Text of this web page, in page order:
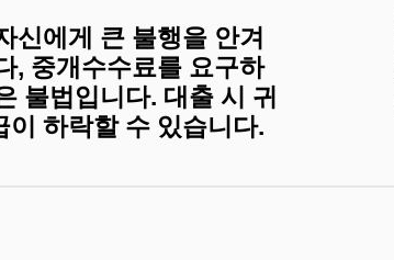
신에게 큰 불행을 안겨
, 중개수수료를 요구하
불법입니다. 대출 시 귀
이 하락할 수 있습니다.